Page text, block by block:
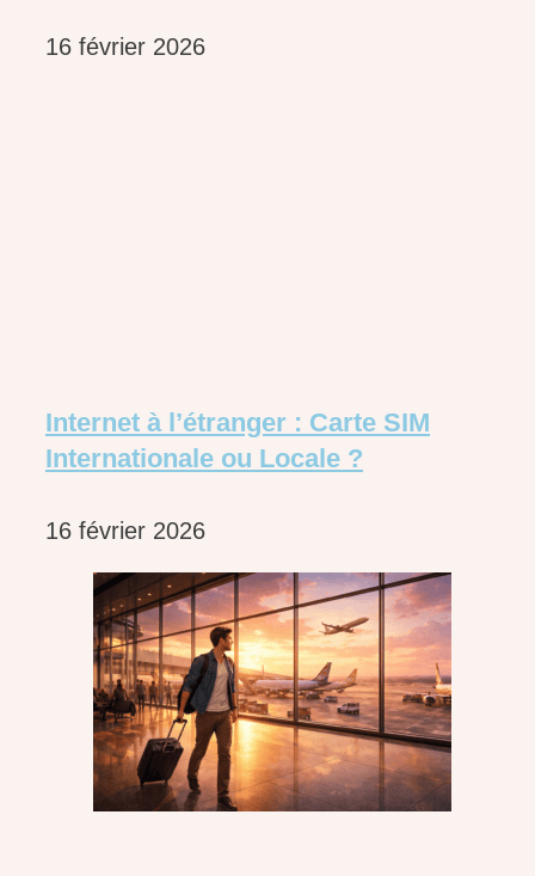
16 février 2026
Internet à l’étranger : Carte SIM
Internationale ou Locale ?
16 février 2026